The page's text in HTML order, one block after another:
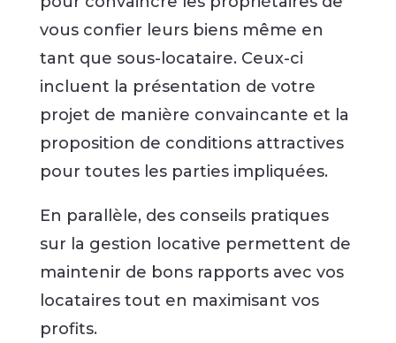
vous confier leurs biens même en
tant que sous-locataire. Ceux-ci
incluent la présentation de votre
projet de manière convaincante et la
proposition de conditions attractives
pour toutes les parties impliquées.
En parallèle, des conseils pratiques
sur la gestion locative permettent de
maintenir de bons rapports avec vos
locataires tout en maximisant vos
profits.